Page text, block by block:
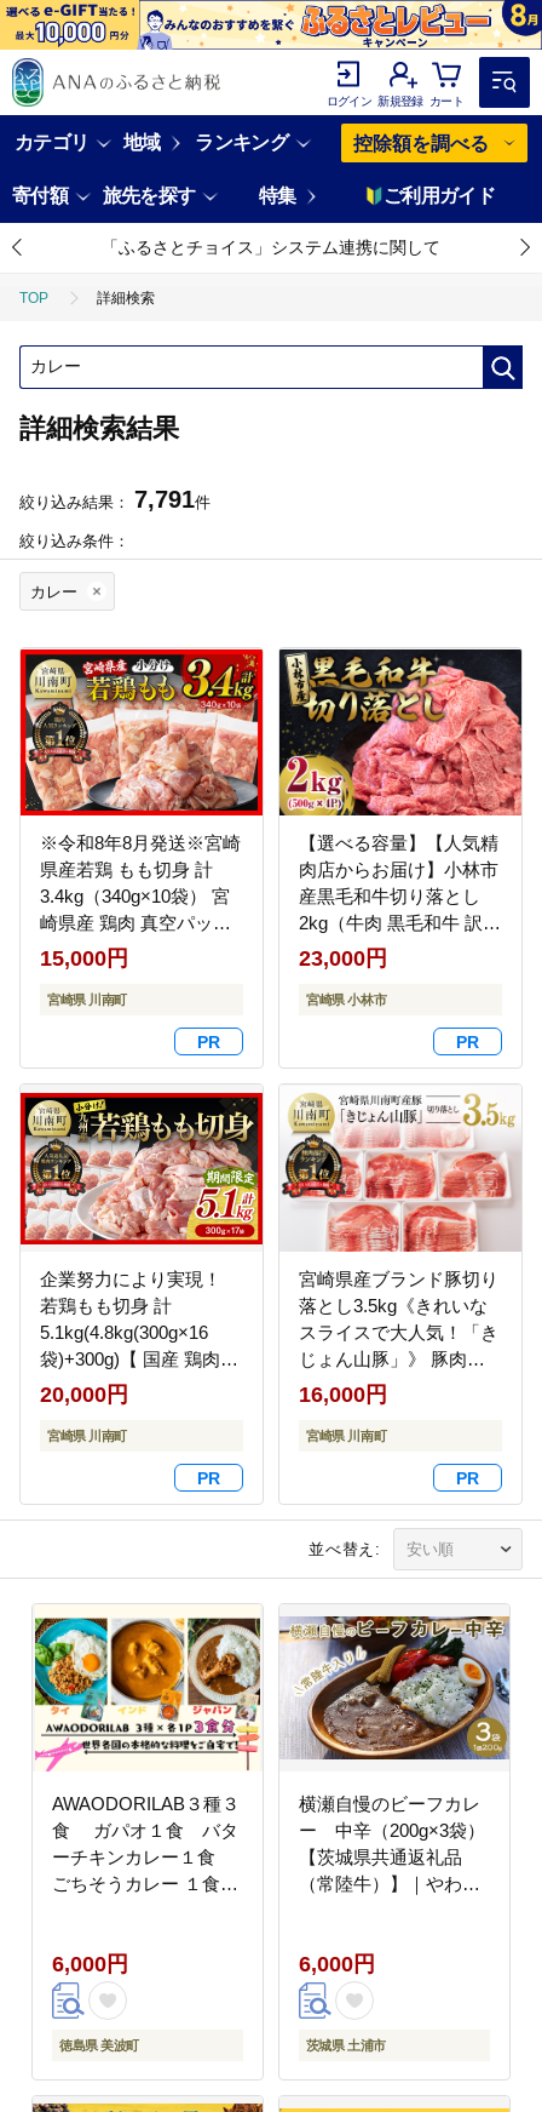
ログイン 新規登録 カート
カテゴリ 地域 ランキング 控除額を調べる
寄付額 旅先を探す 特集 ご利用ガイド
「ふるさとチョイス」システム連携に関して
TOP 詳細検索
詳細検索結果
絞り込み結果： 7,791件
絞り込み条件：
カレー
※令和8年8月発送※宮崎
県産若鶏 もも切身 計
3.4kg（340g×10袋） 宮
崎県産 鶏肉 真空パック
[C12024r808]
15,000円
宮崎県 川南町
【選べる容量】【人気精
肉店からお届け】小林市
産黒毛和牛切り落とし
2kg（牛肉 黒毛和牛 訳あ
り 切り落とし 小間切れ
赤身 小分け）
23,000円
宮崎県 小林市
企業努力により実現！
若鶏もも切身 計
5.1kg(4.8kg(300g×16
袋)+300g)【 国産 鶏肉
肉 とり もも肉 モモ
5.1kg からあげ 唐揚げ
チキン南蛮 送料無料 】
20,000円
宮崎県 川南町
宮崎県産ブランド豚切り
落とし3.5kg《きれいな
スライスで大人気！「き
じょん山豚」》 豚肉
[G7512]
16,000円
宮崎県 川南町
並べ替え:
AWAODORILAB３種３
食 ガパオ１食 バタ
ーチキンカレー１食
ごちそうカレー １食
6,000円
徳島県 美波町
横瀬自慢のビーフカレ
ー 中辛（200g×3袋）
【茨城県共通返礼品
（常陸牛）】｜やわら
常温 温めるだけ 保
存食 災害非常食 キ
ャンプ お中元 お歳
暮 ギフト 防災 備蓄
ア ※離島への配送不可
6,000円
茨城県 土浦市